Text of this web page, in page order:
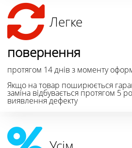
Легке
повернення
протягом 14 днів з моменту
Якщо на товар поширюється
заміна відбувається протягом 5
виявлення дефекту